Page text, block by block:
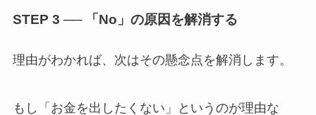
STEP 3 ── 「No」の原因を解消する
理由がわかれば、次はその懸念点を解消します。
もし「お金を出したくない」というのが理由な